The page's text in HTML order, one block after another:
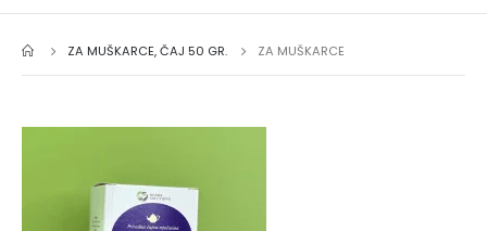
ZA MUŠKARCE, ČAJ 50 GR. ZA MUŠKARCE